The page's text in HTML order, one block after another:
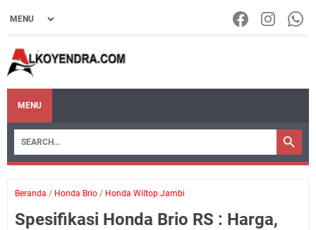
MENU
Beranda / Honda Brio / Honda Wiltop Jambi
Spesifikasi Honda Brio RS : Harga,